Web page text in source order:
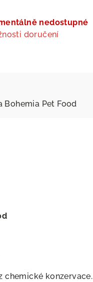
nedostupné
doručení
Bohemia Pet Food
chemické konzervace.